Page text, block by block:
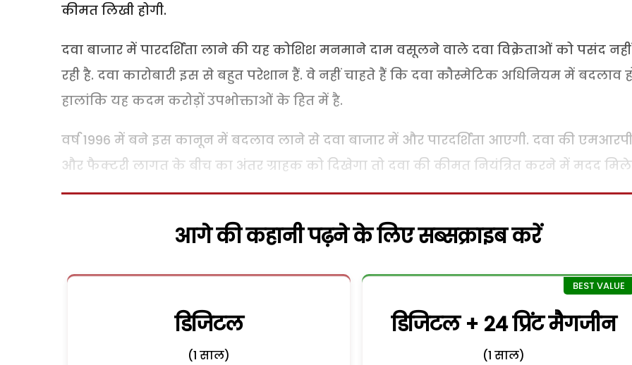
कीमत लिखी होगी.
दवा बाजार में पारदर्शिता लाने की यह कोशिश मनमाने दाम वसूलने वाले दवा विक्रेताओं को पसंद
रही है. दवा कारोबारी इस से बहुत परेशान हैं. वे नहीं चाहते हैं कि दवा कौस्मेटिक अधिनियम में बदलाव
हालांकि यह कदम करोड़ों उपभोक्ताओं के हित में है.
वर्ष 1996 में बने इस कानून में बदलाव लाने से दवा बाजार में और पारदर्शिता आएगी. दवा की एमआरपी
और फैक्टरी लागत के बीच का अंतर ग्राहक को दिखेगा तो दवा की कीमत नियंत्रित करने में मदद
आगे की कहानी पढ़ने के लिए सब्सक्राइब करें
डिजिटल
(1 साल)
डिजिटल + 24 प्रिंट मैगजीन
(1 साल)